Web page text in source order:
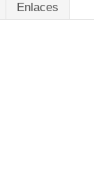
Enlaces